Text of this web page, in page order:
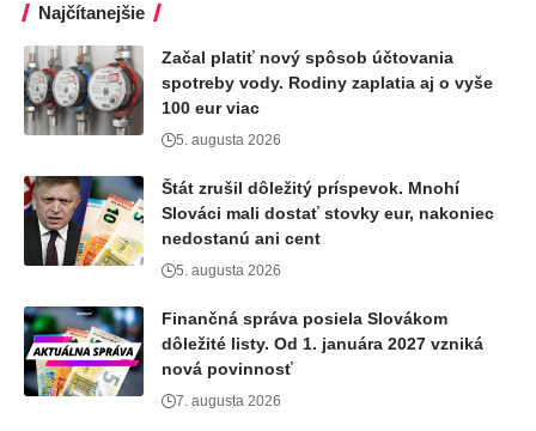
Najčítanejšie
Začal platiť nový spôsob účtovania
spotreby vody. Rodiny zaplatia aj o vyše
100 eur viac
5. augusta 2026
Štát zrušil dôležitý príspevok. Mnohí
Slováci mali dostať stovky eur, nakoniec
nedostanú ani cent
5. augusta 2026
Finančná správa posiela Slovákom
dôležité listy. Od 1. januára 2027 vzniká
nová povinnosť
7. augusta 2026